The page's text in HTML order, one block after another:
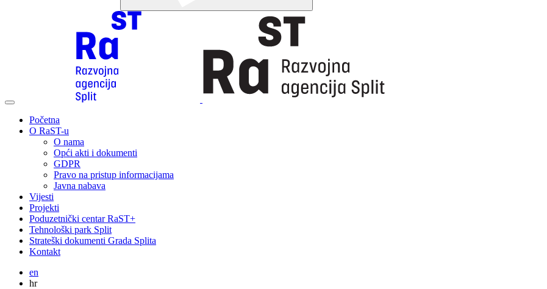
Početna
O RaST-u
O nama
Opći akti i dokumenti
GDPR
Pravo na pristup informacijama
Javna nabava
Vijesti
Projekti
Poduzetnički centar RaST+
Tehnološki park Split
Strateški dokumenti Grada Splita
Kontakt
en
hr